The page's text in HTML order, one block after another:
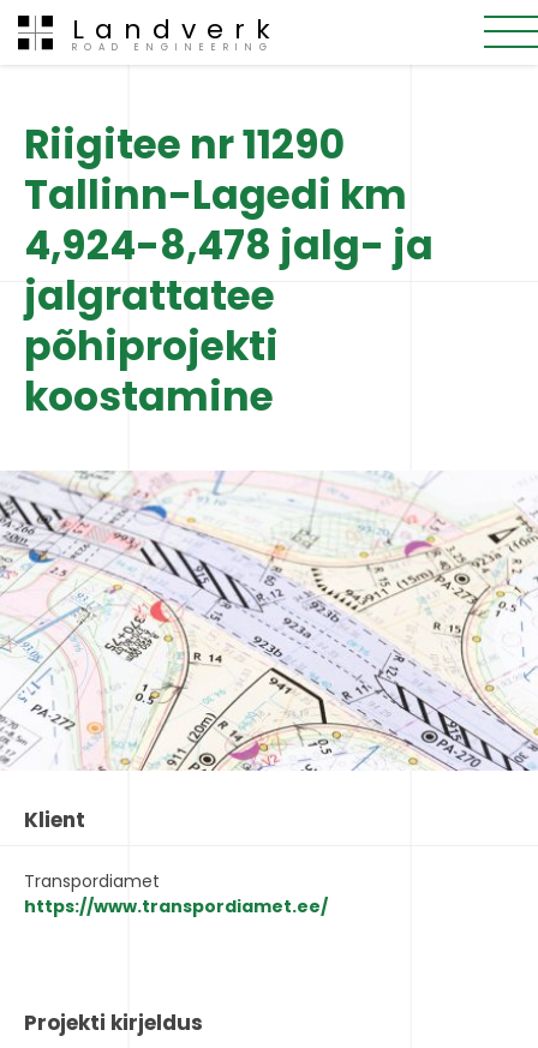
Landverk
ROAD ENGINEERING
Riigitee nr 11290
Tallinn-Lagedi km
4,924-8,478 jalg- ja
jalgrattatee
põhiprojekti
koostamine
Klient
Transpordiamet
https://www.transpordiamet.ee/
Projekti kirjeldus